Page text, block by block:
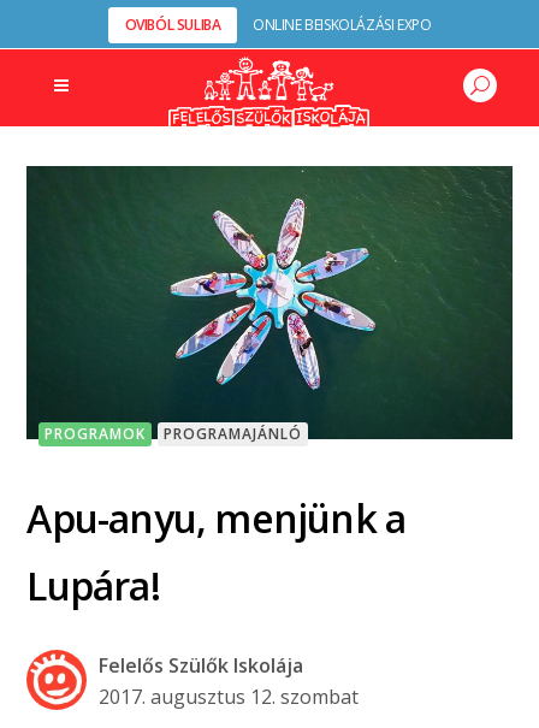
OVIBÓL SULIBA ONLINE BEISKOLÁZÁSI EXPO
PROGRAMOK PROGRAMAJÁNLÓ
Apu-anyu, menjünk a
Lupára!
Felelős Szülők Iskolája
2017. augusztus 12. szombat